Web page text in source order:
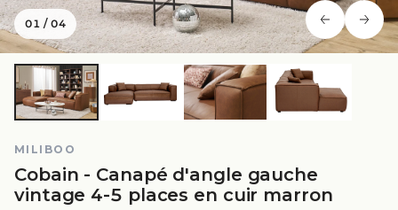
01 /04
MILIBOO
Cobain - Canapé d'angle gauche
vintage 4-5 places en cuir marron